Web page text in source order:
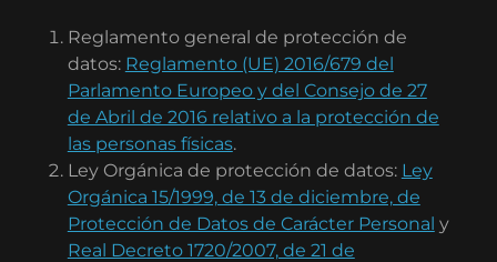
Reglamento general de protección de
datos: Reglamento (UE) 2016/679 del
Parlamento Europeo y del Consejo de 27
de Abril de 2016 relativo a la protección de
las personas físicas.
Ley Orgánica de protección de datos: Ley
Orgánica 15/1999, de 13 de diciembre, de
Protección de Datos de Carácter Personal y
Real Decreto 1720/2007, de 21 de